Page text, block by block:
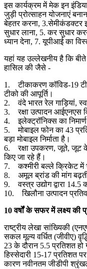
इस कार्यक्रम में मेक इन
जुड़ी प्रोत्साहन योजनाएं
बेहतर करना, 3.सेमीकंडक्टर
सुधार लाना, 5. कर सुधार
ध्यान देना, 7. यूपीआई का
यहां यह उल्लेखनीय है कि बीते
हासिल की जैसे -
1. टीकाकरण कॉविड-19
टीको की आपूर्ति।
2. वंदे भारत रेल गाड़ियां,
3. रक्षा उत्पादन आईएनएस
4. इलेक्ट्रॉनिक्स का
5. मोबाइल फोन का 43
बड़ा मोबाइल निर्माता है।
6. रक्षा उपकरण, जूते, जूट के
किए जा रहे हैं।
7. कश्मीरी बल्ले क्रिकेट में
8. अमूल ब्रांड की मांग बढ़ती
9. वस्त्र उद्योग द्वारा 14.5
10. खिलौना उत्पादन
10 वर्षों के सफर में लक्ष्य की
राष्ट्रीय लेखा सांख्यिकी
सकल मूल्य वर्धित (जीवीए)
23 के दौरान 5.5 प्रतिशत
हिस्सेदारी 15-17 प्रतिशत
कारण नवीनतम जीडीपी